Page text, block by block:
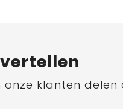
klanten